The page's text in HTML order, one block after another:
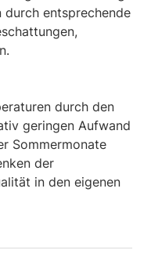
durch entsprechende
durch den
geringen Aufwand
Sommermonate
der
in den eigenen